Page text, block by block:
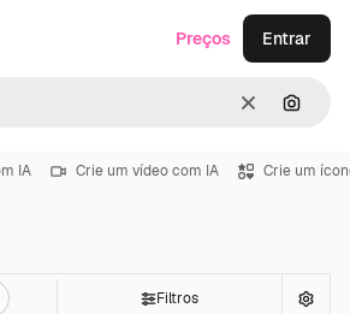
Limpar
Preços Entrar
IA Crie um vídeo com IA Crie um
Filtros